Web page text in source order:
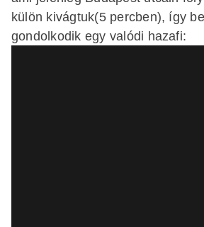
külön kivágtuk(5 percben), így
gondolkodik egy valódi hazafi: